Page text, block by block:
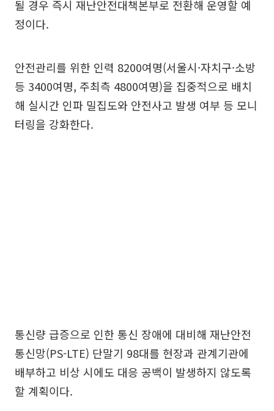
될 경우 즉시 재난안전대책본부로 전환해 운영할 예
정이다.
안전관리를 위한 인력 8200여명(서울시·자치구·소방
등 3400여명, 주최측 4800여명)을 집중적으로 배치
해 실시간 인파 밀집도와 안전사고 발생 여부 등 모니
터링을 강화한다.
통신량 급증으로 인한 통신 장애에 대비해 재난안전
통신망(PS-LTE) 단말기 98대를 현장과 관계기관에
배부하고 비상 시에도 대응 공백이 발생하지 않도록
할 계획이다.